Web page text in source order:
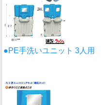
●PE手洗いユニット 3人用